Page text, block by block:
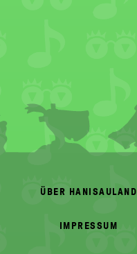
ÜBER HANISAULAND
IMPRESSUM